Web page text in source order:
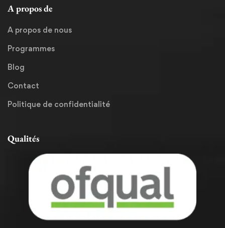
A propos de
A propos de nous
Programmes
Blog
Contact
Politique de confidentialité
Qualités